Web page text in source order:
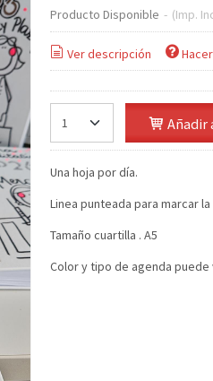
Producto Disponible - (Imp.
Ver descripción
Añadir
Una hoja por día.
Linea punteada para marcar la
Tamaño cuartilla . A5
Color y tipo de agenda